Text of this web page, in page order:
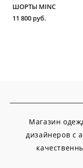
ШОРТЫ MINC
11 800 pуб.
Магазин
дизайнеров с